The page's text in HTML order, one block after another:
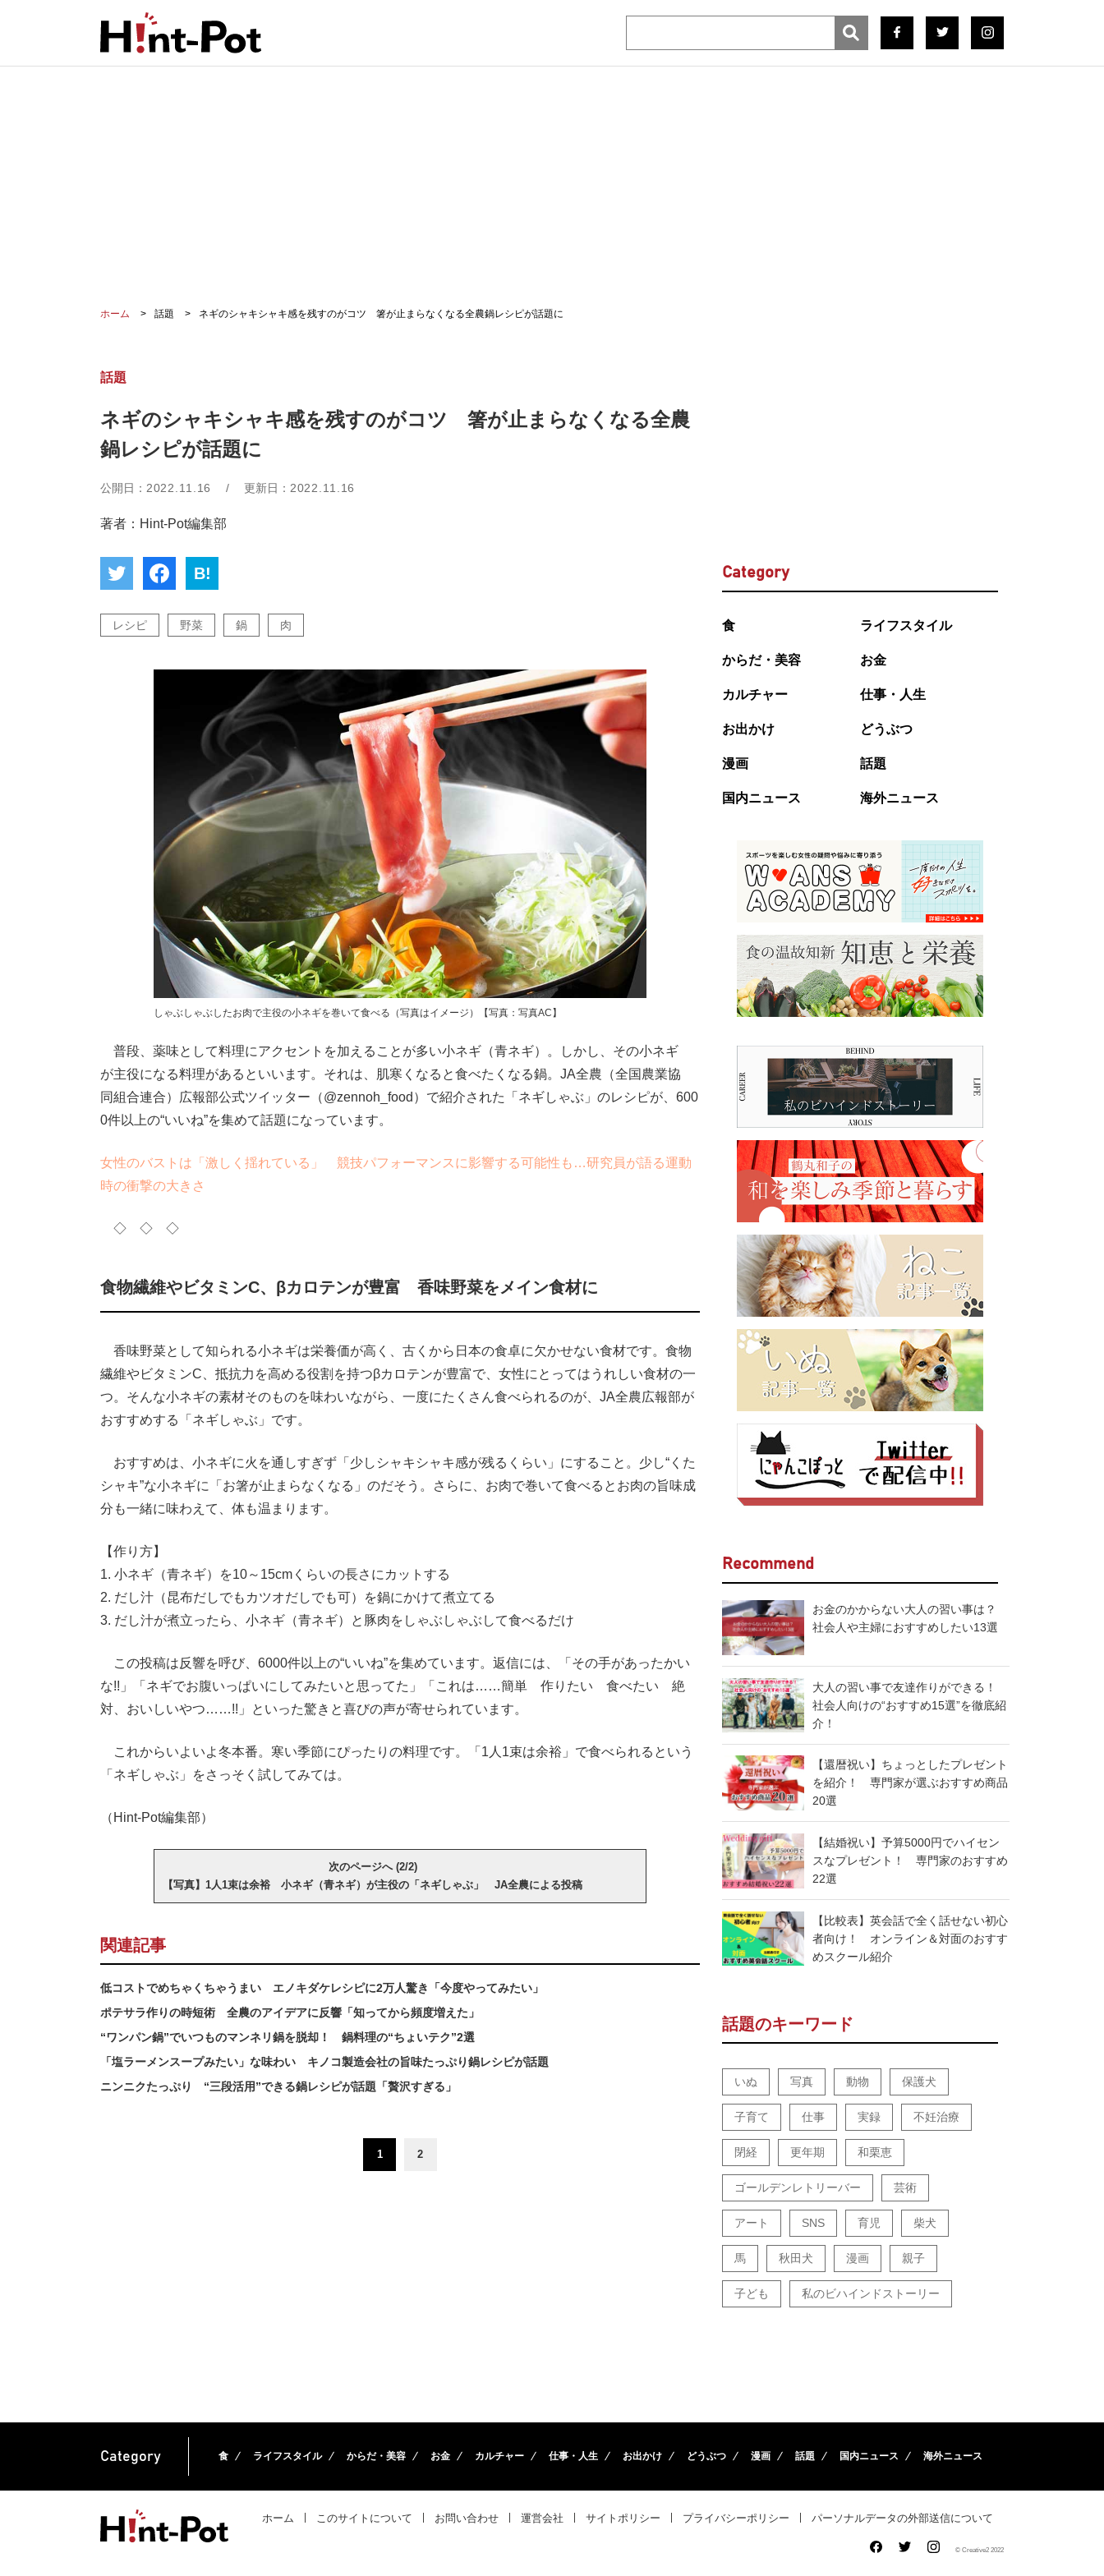
ホーム 話題 ネギのシャキシャキ感を残すのがコツ 箸が止まらなくなる全農鍋レシピが話題に
話題
ネギのシャキシャキ感を残すのがコツ 箸が止まらなくなる全農
鍋レシピが話題に
公開日： 2022.11.16 / 更新日： 2022.11.16
著者：Hint-Pot編集部
B!
レシピ 野菜 鍋 肉
しゃぶしゃぶしたお肉で主役の小ネギを巻いて食べる（写真はイメージ）【写真：写真AC】
普段、薬味として料理にアクセントを加えることが多い小ネギ（青ネギ）。しかし、その小ネギ
が主役になる料理があるといいます。それは、肌寒くなると食べたくなる鍋。JA全農（全国農業協
同組合連合）広報部公式ツイッター（@zennoh_food）で紹介された「ネギしゃぶ」のレシピが、600
0件以上の“いいね”を集めて話題になっています。
女性のバストは「激しく揺れている」 競技パフォーマンスに影響する可能性も…研究員が語る運動
時の衝撃の大きさ
◇ ◇ ◇
食物繊維やビタミンC、βカロテンが豊富 香味野菜をメイン食材に
香味野菜として知られる小ネギは栄養価が高く、古くから日本の食卓に欠かせない食材です。食物
繊維やビタミンC、抵抗力を高める役割を持つβカロテンが豊富で、女性にとってはうれしい食材の一
つ。そんな小ネギの素材そのものを味わいながら、一度にたくさん食べられるのが、JA全農広報部が
おすすめする「ネギしゃぶ」です。
おすすめは、小ネギに火を通しすぎず「少しシャキシャキ感が残るくらい」にすること。少し“くた
シャキ”な小ネギに「お箸が止まらなくなる」のだそう。さらに、お肉で巻いて食べるとお肉の旨味成
分も一緒に味わえて、体も温まります。
【作り方】
1. 小ネギ（青ネギ）を10～15cmくらいの長さにカットする
2. だし汁（昆布だしでもカツオだしでも可）を鍋にかけて煮立てる
3. だし汁が煮立ったら、小ネギ（青ネギ）と豚肉をしゃぶしゃぶして食べるだけ
この投稿は反響を呼び、6000件以上の“いいね”を集めています。返信には、「その手があったかい
な!!」「ネギでお腹いっぱいにしてみたいと思ってた」「これは……簡単 作りたい 食べたい 絶
対、おいしいやつ……!!」といった驚きと喜びの声が寄せられています。
これからいよいよ冬本番。寒い季節にぴったりの料理です。「1人1束は余裕」で食べられるという
「ネギしゃぶ」をさっそく試してみては。
（Hint-Pot編集部）
次のページへ (2/2)
【写真】1人1束は余裕 小ネギ（青ネギ）が主役の「ネギしゃぶ」 JA全農による投稿
関連記事
低コストでめちゃくちゃうまい エノキダケレシピに2万人驚き「今度やってみたい」
ポテサラ作りの時短術 全農のアイデアに反響「知ってから頻度増えた」
“ワンパン鍋”でいつものマンネリ鍋を脱却！ 鍋料理の“ちょいテク”2選
「塩ラーメンスープみたい」な味わい キノコ製造会社の旨味たっぷり鍋レシピが話題
ニンニクたっぷり “三段活用”できる鍋レシピが話題「贅沢すぎる」
1 2
Category
食 ライフスタイル
からだ・美容 お金
カルチャー 仕事・人生
お出かけ どうぶつ
漫画 話題
国内ニュース 海外ニュース
Recommend
お金のかからない大人の習い事は？
社会人や主婦におすすめしたい13選
大人の習い事で友達作りができる！
社会人向けの“おすすめ15選”を徹底紹
介！
【還暦祝い】ちょっとしたプレゼント
を紹介！ 専門家が選ぶおすすめ商品
20選
【結婚祝い】予算5000円でハイセン
スなプレゼント！ 専門家のおすすめ
22選
【比較表】英会話で全く話せない初心
者向け！ オンライン＆対面のおすす
めスクール紹介
話題のキーワード
いぬ 写真 動物 保護犬
子育て 仕事 実録 不妊治療
閉経 更年期 和栗恵
ゴールデンレトリーバー 芸術
アート SNS 育児 柴犬
馬 秋田犬 漫画 親子
子ども 私のビハインドストーリー
Category 食 ライフスタイル からだ・美容 お金 カルチャー 仕事・人生 お出かけ どうぶつ 漫画 話題 国内ニュース 海外ニュース
ホーム このサイトについて お問い合わせ 運営会社 サイトポリシー プライバシーポリシー パーソナルデータの外部送信について
© Creative2 2022